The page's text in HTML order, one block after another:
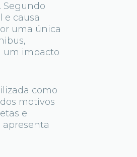
Segundo
e causa
uma única
um impacto
como
motivos
e
apresenta